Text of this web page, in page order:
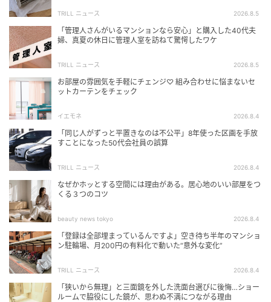
TRILL ニュース 2026.8.5
「管理人さんがいるマンションなら安心」と購入した40代夫
婦、真夏の休日に管理人室を訪ねて驚愕したワケ
TRILL ニュース 2026.8.5
お部屋の雰囲気を手軽にチェンジ♡ 組み合わせに悩まないセ
ットカーテンをチェック
イエモネ 2026.8.4
「同じ人がずっと平置きなのは不公平」8年使った区画を手放
すことになった50代会社員の誤算
TRILL ニュース 2026.8.4
なぜかホッとする空間には理由がある。居心地のいい部屋をつ
くる３つのコツ
beauty news tokyo 2026.8.4
「登録は全部埋まっているんですよ」空き待ち半年のマンショ
ン駐輪場、月200円の有料化で動いた“意外な変化”
TRILL ニュース 2026.8.4
「狭いから無理」と三面鏡を外した洗面台選びに後悔…ショー
ルームで脇役にした鏡が、思わぬ不満につながる理由